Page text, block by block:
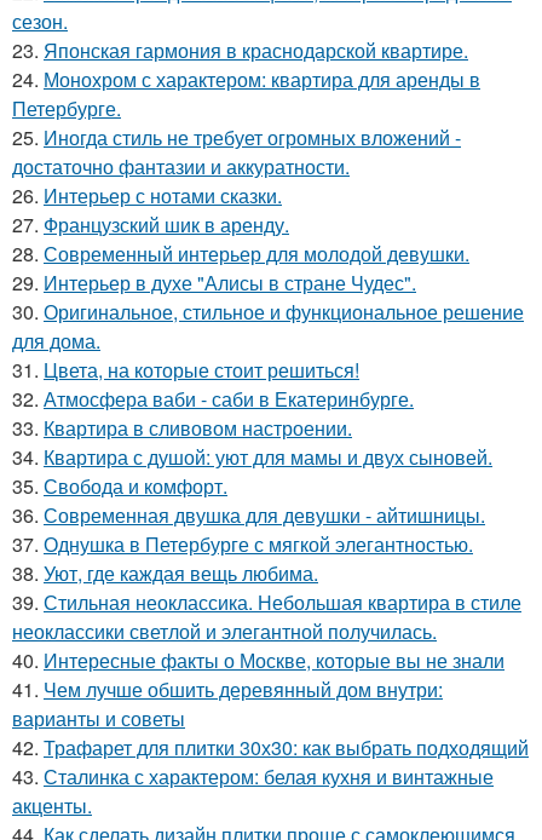
сезон.
23. Японская гармония в краснодарской квартире.
24. Монохром с характером: квартира для аренды в
Петербурге.
25. Иногда стиль не требует огромных вложений -
достаточно фантазии и аккуратности.
26. Интерьер с нотами сказки.
27. Французский шик в аренду.
28. Современный интерьер для молодой девушки.
29. Интерьер в духе "Алисы в стране Чудес".
30. Оригинальное, стильное и функциональное решение
для дома.
31. Цвета, на которые стоит решиться!
32. Атмосфера ваби - саби в Екатеринбурге.
33. Квартира в сливовом настроении.
34. Квартира с душой: уют для мамы и двух сыновей.
35. Свобода и комфорт.
36. Современная двушка для девушки - айтишницы.
37. Однушка в Петербурге с мягкой элегантностью.
38. Уют, где каждая вещь любима.
39. Стильная неоклассика. Небольшая квартира в стиле
неоклассики светлой и элегантной получилась.
40. Интересные факты о Москве, которые вы не знали
41. Чем лучше обшить деревянный дом внутри:
варианты и советы
42. Трафарет для плитки 30х30: как выбрать подходящий
43. Сталинка с характером: белая кухня и винтажные
акценты.
44. Как сделать дизайн плитки проще с самоклеющимся